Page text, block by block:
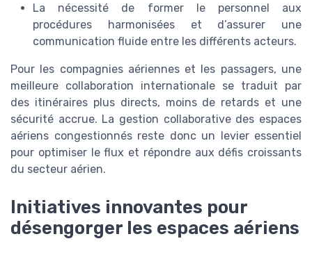
La nécessité de former le personnel aux
procédures harmonisées et d’assurer une
communication fluide entre les différents acteurs.
Pour les compagnies aériennes et les passagers, une
meilleure collaboration internationale se traduit par
des itinéraires plus directs, moins de retards et une
sécurité accrue. La gestion collaborative des espaces
aériens congestionnés reste donc un levier essentiel
pour optimiser le flux et répondre aux défis croissants
du secteur aérien.
Initiatives innovantes pour
désengorger les espaces aériens